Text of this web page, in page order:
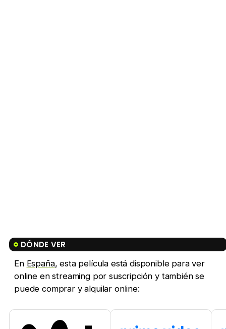
DÓNDE VER
En España, esta película está disponible para ver
online en streaming por suscripción y también se
puede comprar y alquilar online: